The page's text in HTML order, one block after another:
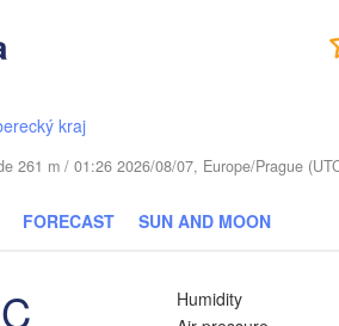
kraj
261 m / 01:26 2026/08/07, Europe/Prague
FORECAST SUN AND MOON
Humidity
Daugavpils
Віцебск